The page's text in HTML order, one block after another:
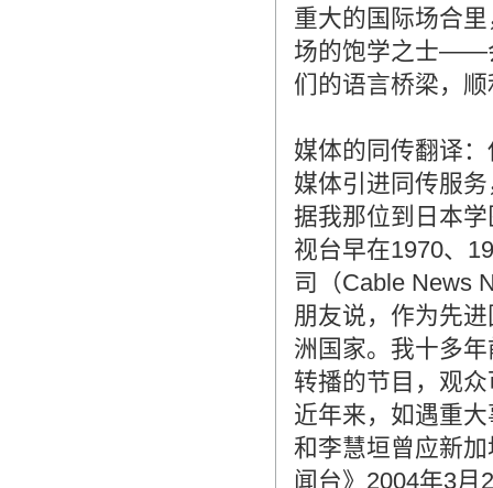
重大的国际场合
场的饱学之士――
们的语言桥梁，
媒体的同传翻译
媒体引进同传服
据我那位到日本
视台早在1970、
司（Cable News
朋友说，作为先
洲国家。我十多
转播的节目，观
近年来，如遇重
和李慧垣曾应新
闻台》2004年3月